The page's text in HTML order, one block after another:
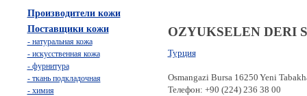
OZYUKSELEN DERI
Турция
Osmangazi Bursa 16250 Yeni
Телефон: +90 (224) 236 38 00
Производители кожи
Поставщики кожи
- натуральная кожа
- искусственная кожа
- фурнитура
- ткань подкладочная
- химия